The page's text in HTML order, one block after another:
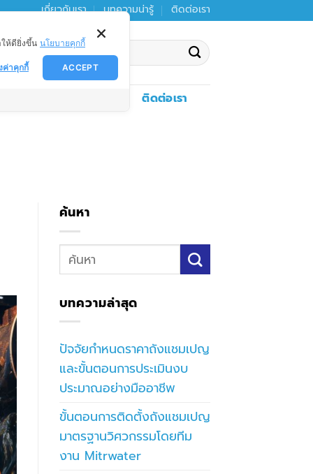
เกี่ยวกับเรา บทความน่ารู้ ติดต่อเรา
ติดต่อเรา
ค้นหา
บทความล่าสุด
ปัจจัยกำหนดราคาถังแชมเปญ
และขั้นตอนการประเมินงบ
ประมาณอย่างมืออาชีพ
ขั้นตอนการติดตั้งถังแชมเปญ
มาตรฐานวิศวกรรมโดยทีม
งาน Mitrwater
ให้ดียิ่งขึ้น นโยบายคุกกี้
ACCEPT
ค่าคุกกี้